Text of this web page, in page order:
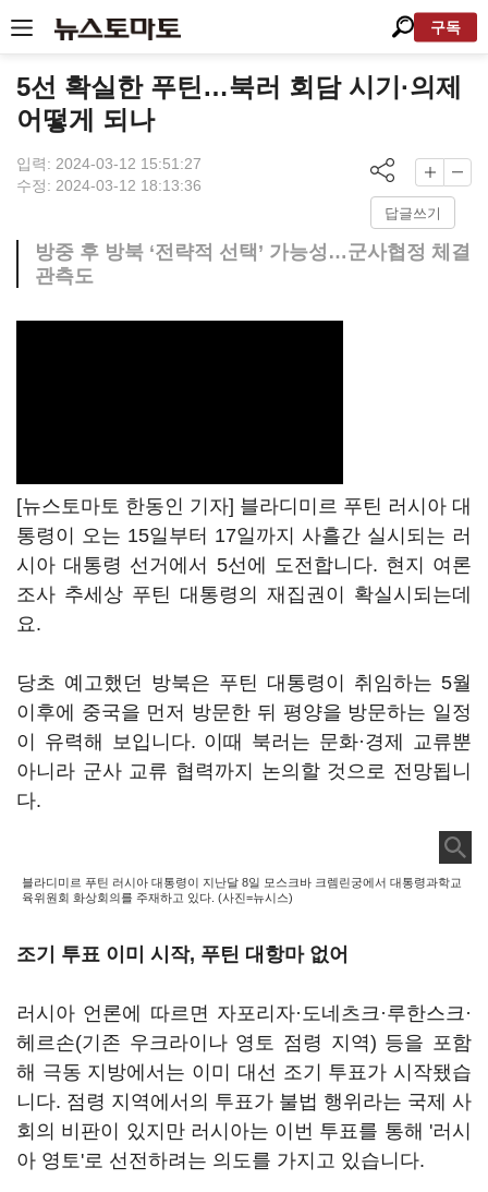
구독
5선 확실한 푸틴…북러 회담 시기·의제
어떻게 되나
입력: 2024-03-12 15:51:27
수정: 2024-03-12 18:13:36
답글쓰기
방중 후 방북 ‘전략적 선택’ 가능성…군사협정 체결
관측도
[뉴스토마토 한동인 기자] 블라디미르 푸틴 러시아 대
통령이 오는 15일부터 17일까지 사흘간 실시되는 러
시아 대통령 선거에서 5선에 도전합니다. 현지 여론
조사 추세상 푸틴 대통령의 재집권이 확실시되는데
요.
당초 예고했던 방북은 푸틴 대통령이 취임하는 5월
이후에 중국을 먼저 방문한 뒤 평양을 방문하는 일정
이 유력해 보입니다. 이때 북러는 문화·경제 교류뿐
아니라 군사 교류 협력까지 논의할 것으로 전망됩니
다.
블라디미르 푸틴 러시아 대통령이 지난달 8일 모스크바 크렘린궁에서 대통령과학교
육위원회 화상회의를 주재하고 있다. (사진=뉴시스)
조기 투표 이미 시작, 푸틴 대항마 없어
러시아 언론에 따르면 자포리자·도네츠크·루한스크·
헤르손(기존 우크라이나 영토 점령 지역) 등을 포함
해 극동 지방에서는 이미 대선 조기 투표가 시작됐습
니다. 점령 지역에서의 투표가 불법 행위라는 국제 사
회의 비판이 있지만 러시아는 이번 투표를 통해 '러시
아 영토'로 선전하려는 의도를 가지고 있습니다.